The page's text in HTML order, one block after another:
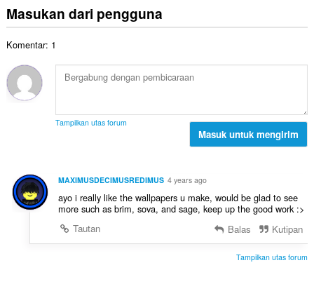
Masukan dari pengguna
Komentar: 1
Tampilkan utas forum
Masuk untuk mengirim
MAXIMUSDECIMUSREDIMUS 4 years ago
ayo i really like the wallpapers u make, would be glad to see
more such as brim, sova, and sage, keep up the good work :>
Tautan
Balas Kutipan
Tampilkan utas forum